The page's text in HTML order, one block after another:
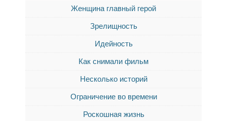
Женщина главный герой
Зрелищность
Идейность
Как снимали фильм
Несколько историй
Ограничение во времени
Роскошная жизнь